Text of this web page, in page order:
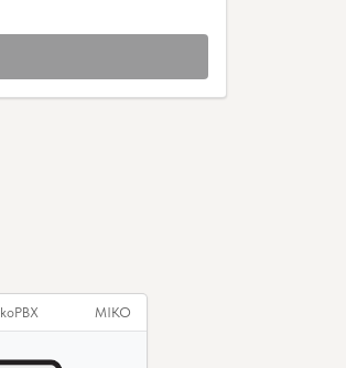
MIKO